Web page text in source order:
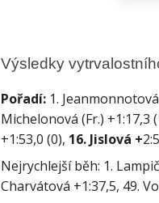
Výsledky
Pořadí: 1. Jeanmonnotová
Michelonová (Fr.) +1:17,3
+1:53,0 (0), 16. Jislová +
Nejrychlejší běh: 1.